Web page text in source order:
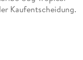
Kaufentscheidung.